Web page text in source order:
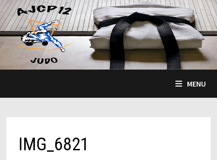
Passer
au
contenu
MENU
IMG_6821